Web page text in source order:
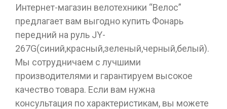
Интернет-магазин велотехники “Велос”
предлагает вам выгодно купить Фонарь
передний на руль JY-
267G(синий,красный,зеленый,черный,белый).
Мы сотрудничаем с лучшими
производителями и гарантируем высокое
качество товара. Если вам нужна
консультация по характеристикам, вы можете